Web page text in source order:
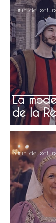
La
de la
1 min de
3 min de lecture